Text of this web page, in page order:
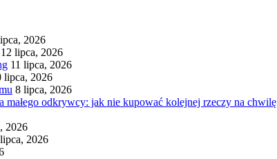
2026
12 lipca, 2026
11 lipca, 2026
lipca, 2026
8 lipca, 2026
małego odkrywcy: jak nie kupować kolejnej rzeczy na chwilę
2026
2026